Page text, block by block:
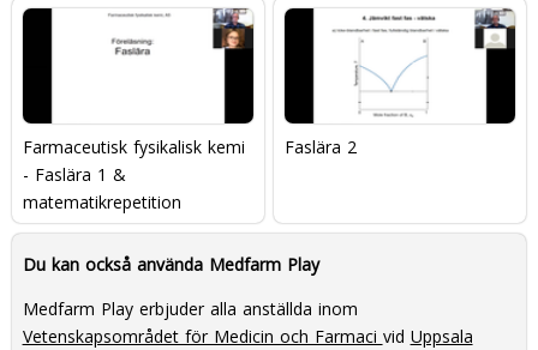
Farmaceutisk fysikalisk kemi
- Faslära 1 &
matematikrepetition
Faslära 2
Du kan också använda Medfarm Play
Medfarm Play erbjuder alla anställda inom
Vetenskapsområdet för Medicin och Farmaci vid Uppsala